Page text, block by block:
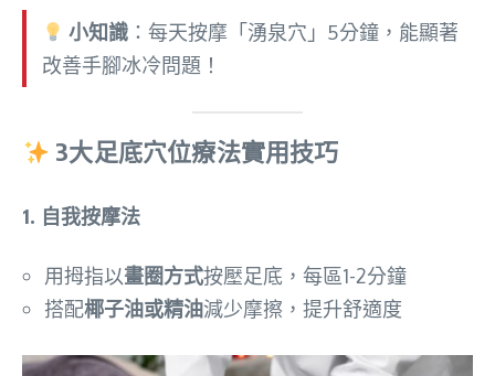
小知識 ：每天按摩「湧泉穴」5分鐘，能顯著
改善手腳冰冷問題！
3大足底穴位療法實用技巧
1. 自我按摩法
用拇指以畫圈方式按壓足底，每區1-2分鐘
搭配椰子油或精油減少摩擦，提升舒適度